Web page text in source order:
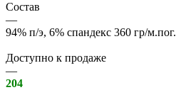
Состав
—
94% п/э, 6% спандекс 360 гр/м.пог.
Доступно к продаже
—
204